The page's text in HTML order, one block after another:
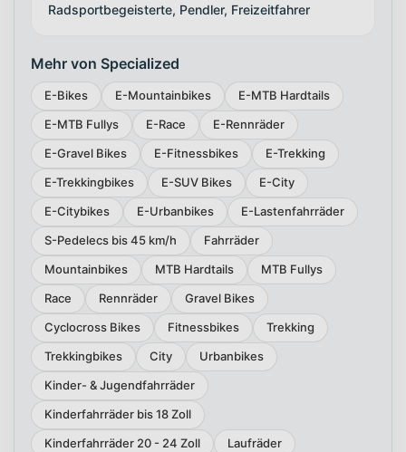
Radsportbegeisterte, Pendler, Freizeitfahrer
Mehr von Specialized
E-Bikes E-Mountainbikes
E-MTB Hardtails
E-MTB Fullys
E-Race
E-Rennräder
E-Gravel Bikes
E-Fitnessbikes
E-Trekking
E-Trekkingbikes
E-SUV Bikes
E-City
E-Citybikes
E-Urbanbikes
E-Lastenfahrräder
S-Pedelecs bis 45 km/h
Fahrräder
Mountainbikes
MTB Hardtails
MTB Fullys
Race
Rennräder
Gravel Bikes
Cyclocross Bikes
Fitnessbikes
Trekking
Trekkingbikes
City
Urbanbikes
Kinder- & Jugendfahrräder
Kinderfahrräder bis 18 Zoll
Kinderfahrräder 20 - 24 Zoll
Laufräder